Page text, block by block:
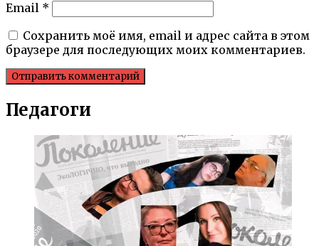
Email *
Сохранить моё имя, email и адрес сайта в этом
браузере для последующих моих комментариев.
Педагоги